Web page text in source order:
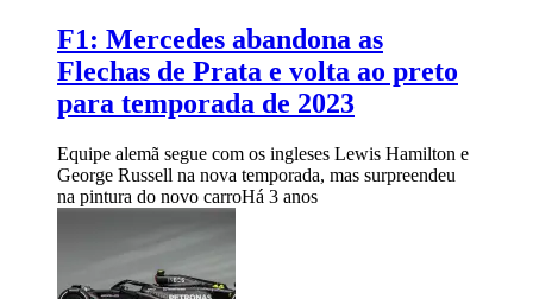
F1: Mercedes abandona as
Flechas de Prata e volta ao preto
para temporada de 2023
Equipe alemã segue com os ingleses Lewis Hamilton e
George Russell na nova temporada, mas surpreendeu
na pintura do novo carroHá 3 anos